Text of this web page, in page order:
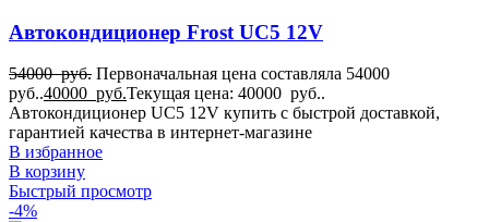
Автокондиционер Frost UC5 12V
54000руб. Первоначальная цена составляла 54000
руб..40000 руб.Текущая цена: 40000 руб..
Автокондиционер UC5 12V купить с быстрой доставкой,
гарантией качества в интернет-магазине
В избранное
В корзину
Быстрый просмотр
-4%